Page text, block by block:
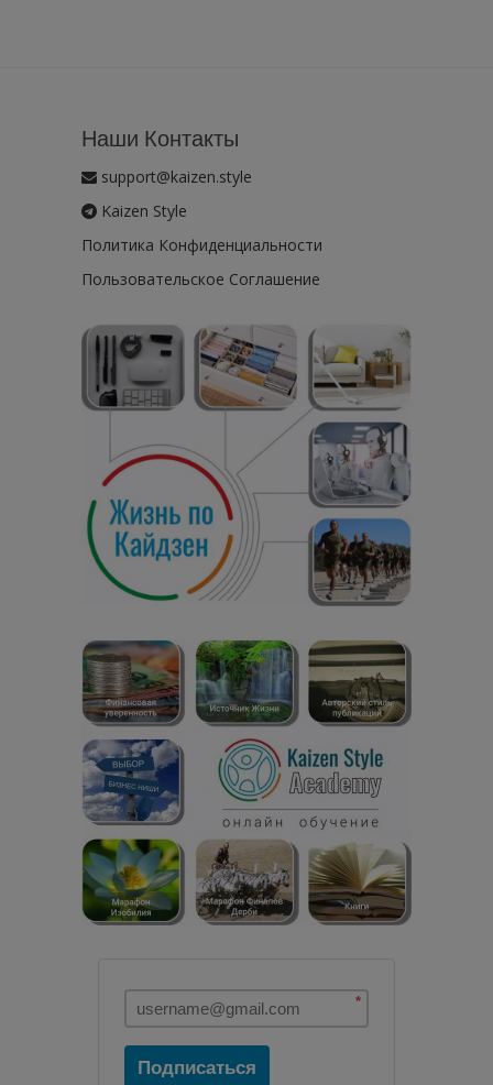
Наши Контакты
support@kaizen.style
Kaizen Style
Политика Конфиденциальности
Пользовательское Соглашение
*
Подписаться